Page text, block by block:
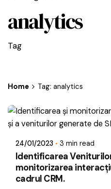
analytics
Tag
Home Tag: analytics
Posted by
Dragos
24/01/2023 3 min read
Identificarea
monitorizarea
cadrul CRM.